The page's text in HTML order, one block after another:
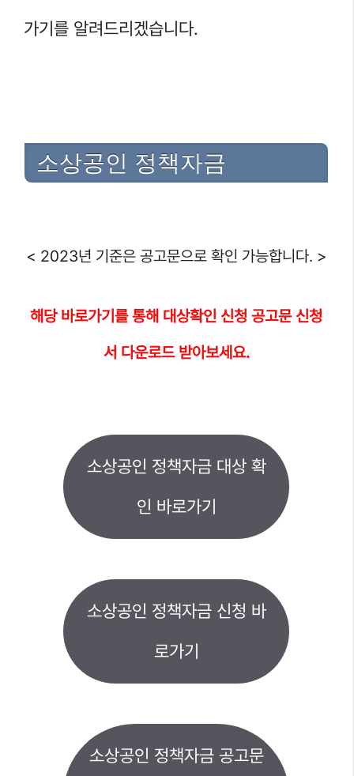
가기를 알려드리겠습니다.
소상공인 정책자금
< 2023년 기준은 공고문으로 확인 가능합니다. >
해당 바로가기를 통해 대상확인 신청 공고문 신청
서 다운로드 받아보세요.
소상공인 정책자금 대상 확
인 바로가기
소상공인 정책자금 신청 바
로가기
소상공인 정책자금 공고문